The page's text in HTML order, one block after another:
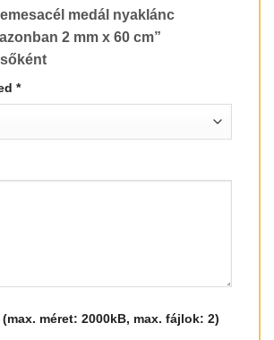
medál nyaklánc
2 mm x 60 cm”
*
méret: 2000kB, max. fájlok: 2)